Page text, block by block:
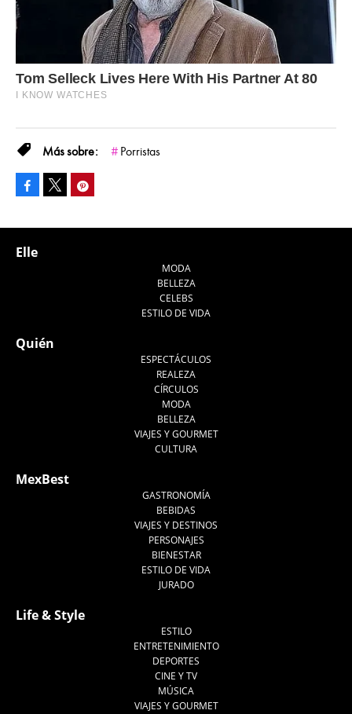
Porristas
Facebook
Elle
MODA
BELLEZA
CELEBS
ESTILO DE VIDA
Quién
ESPECTÁCULOS
REALEZA
CÍRCULOS
MODA
BELLEZA
VIAJES Y GOURMET
CULTURA
MexBest
GASTRONOMÍA
BEBIDAS
VIAJES Y DESTINOS
PERSONAJES
BIENESTAR
ESTILO DE VIDA
JURADO
Life & Style
ESTILO
ENTRETENIMIENTO
DEPORTES
CINE Y TV
MÚSICA
VIAJES Y GOURMET